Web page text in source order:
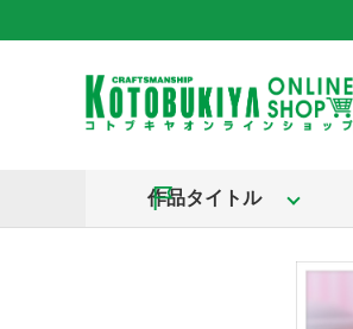
作品タイトル